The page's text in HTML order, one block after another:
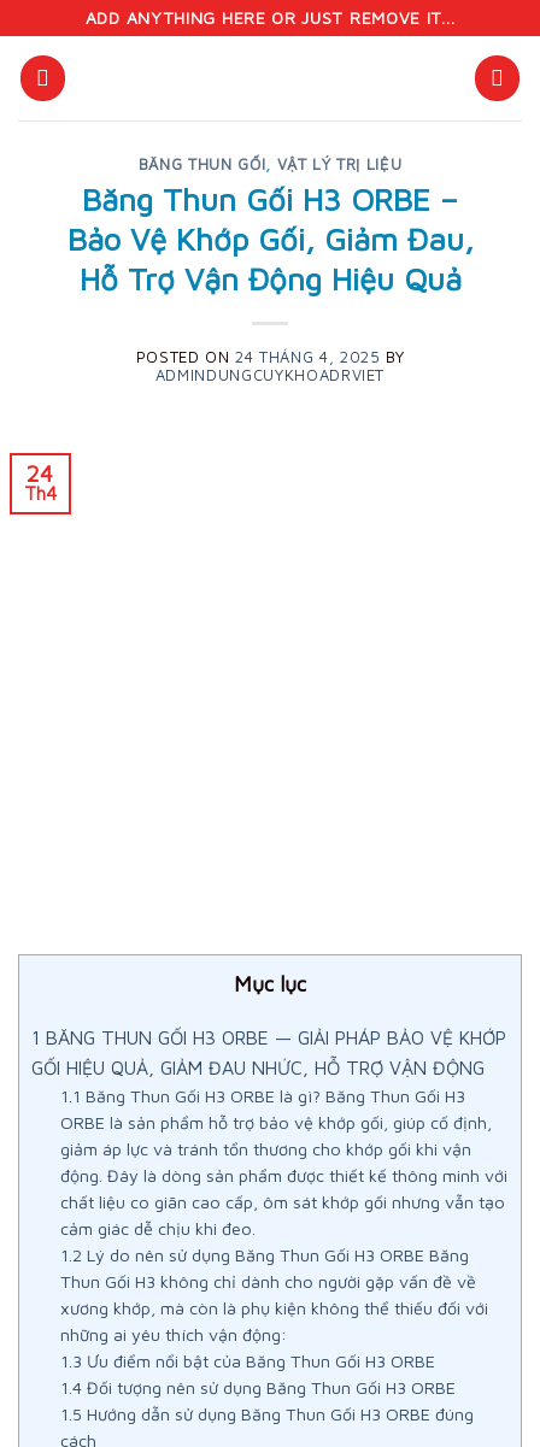
content
ADD ANYTHING HERE OR JUST REMOVE IT...
BĂNG THUN GỐI VẬT LÝ TRỊ LIỆU
Băng Thun Gối H3 ORBE –
Bảo Vệ Khớp Gối, Giảm Đau,
Hỗ Trợ Vận Động Hiệu Quả
POSTED ON24 THÁNG 4, 2025 BY
ADMINDUNGCUYKHOADRVIET
24
Th4
Mục lục
1 BĂNG THUN GỐI H3 ORBE — GIẢI PHÁP BẢO VỆ KHỚP
GỐI HIỆU QUẢ, GIẢM ĐAU NHỨC, HỖ TRỢ VẬN ĐỘNG
1.1 Băng Thun Gối H3 ORBE là gì? Băng Thun Gối H3
ORBE là sản phẩm hỗ trợ bảo vệ khớp gối, giúp cố định,
giảm áp lực và tránh tổn thương cho khớp gối khi vận
động. Đây là dòng sản phẩm được thiết kế thông minh với
chất liệu co giãn cao cấp, ôm sát khớp gối nhưng vẫn tạo
cảm giác dễ chịu khi đeo.
1.2 Lý do nên sử dụng Băng Thun Gối H3 ORBE Băng
Thun Gối H3 không chỉ dành cho người gặp vấn đề về
xương khớp, mà còn là phụ kiện không thể thiếu đối với
những ai yêu thích vận động:
1.3 Ưu điểm nổi bật của Băng Thun Gối H3 ORBE
1.4Đối tượng nên sử dụng Băng Thun Gối H3 ORBE
1.5 Hướng dẫn sử dụng Băng Thun Gối H3 ORBE đúng
cách